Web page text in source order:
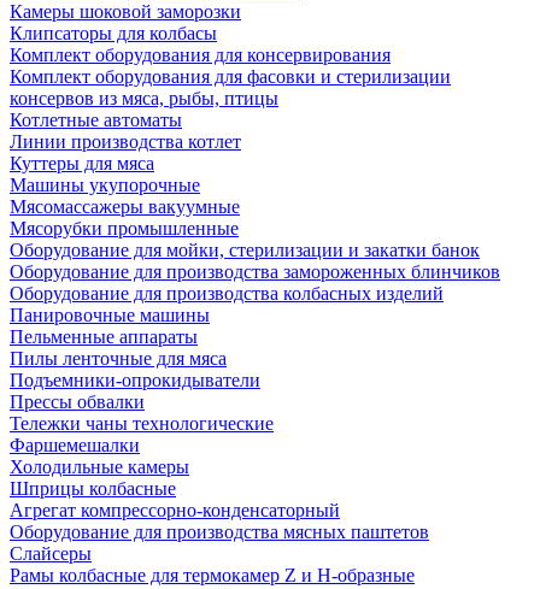
Камеры шоковой заморозки
Клипсаторы для колбасы
Комплект оборудования для консервирования
Комплект оборудования для фасовки и стерилизации
консервов из мяса, рыбы, птицы
Котлетные автоматы
Линии производства котлет
Куттеры для мяса
Машины укупорочные
Мясомассажеры вакуумные
Мясорубки промышленные
Оборудование для мойки, стерилизации и закатки банок
Оборудование для производства замороженных блинчиков
Оборудование для производства колбасных изделий
Панировочные машины
Пельменные аппараты
Пилы ленточные для мяса
Подъемники-опрокидыватели
Прессы обвалки
Тележки чаны технологические
Фаршемешалки
Холодильные камеры
Шприцы колбасные
Агрегат компрессорно-конденсаторный
Оборудование для производства мясных паштетов
Слайсеры
Рамы колбасные для термокамер Z и H-образные